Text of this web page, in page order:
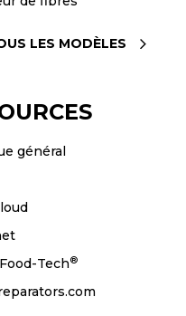
LES MODÈLES
général
Tech®